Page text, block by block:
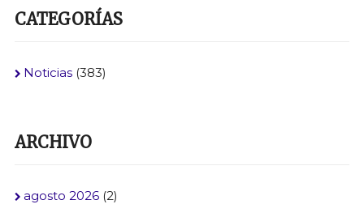
CATEGORÍAS
Noticias(383)
ARCHIVO
agosto 2026(2)